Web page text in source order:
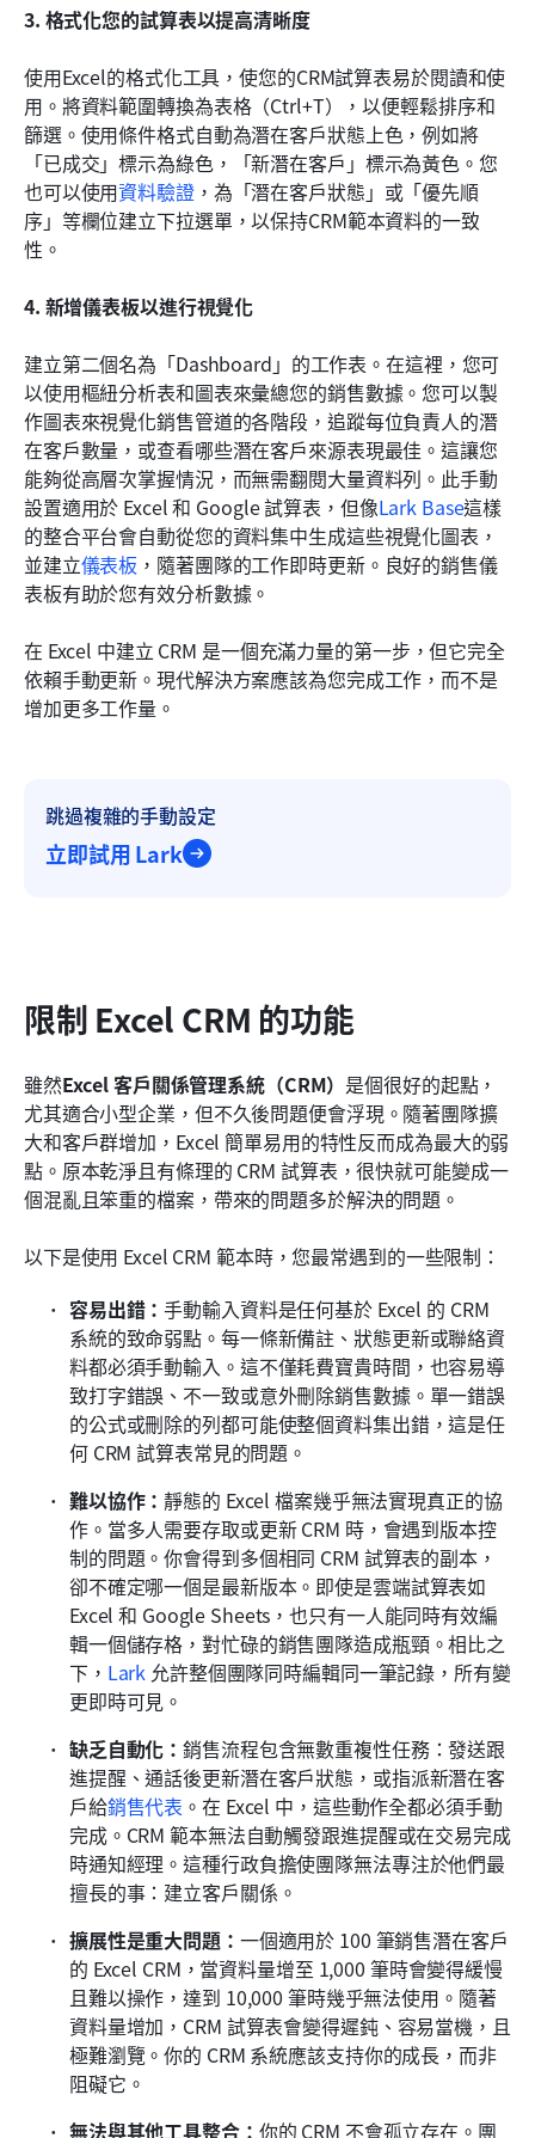
3. 格式化您的試算表以提高清晰度
使用Excel的格式化工具，使您的CRM試算表易於閱讀和使
用。將資料範圍轉換為表格（Ctrl+T），以便輕鬆排序和
篩選。使用條件格式自動為潛在客戶狀態上色，例如將
「已成交」標示為綠色，「新潛在客戶」標示為黃色。您
也可以使用資料驗證，為「潛在客戶狀態」或「優先順
序」等欄位建立下拉選單，以保持CRM範本資料的一致
性。
4. 新增儀表板以進行視覺化
建立第二個名為「Dashboard」的工作表。在這裡，您可
以使用樞紐分析表和圖表來彙總您的銷售數據。您可以製
作圖表來視覺化銷售管道的各階段，追蹤每位負責人的潛
在客戶數量，或查看哪些潛在客戶來源表現最佳。這讓您
能夠從高層次掌握情況，而無需翻閱大量資料列。此手動
設置適用於 Excel 和 Google 試算表，但像Lark Base這樣
的整合平台會自動從您的資料集中生成這些視覺化圖表，
並建立儀表板 ，隨著團隊的工作即時更新。良好的銷售儀
表板有助於您有效分析數據。
在 Excel 中建立 CRM 是一個充滿力量的第一步，但它完全
依賴手動更新。現代解決方案應該為您完成工作，而不是
增加更多工作量。
跳過複雜的手動設定
立即試用 Lark
限制 Excel CRM 的功能
雖然Excel 客戶關係管理系統（CRM） 是個很好的起點，
尤其適合小型企業，但不久後問題便會浮現。隨著團隊擴
大和客戶群增加，Excel 簡單易用的特性反而成為最大的弱
點。原本乾淨且有條理的 CRM 試算表，很快就可能變成一
個混亂且笨重的檔案，帶來的問題多於解決的問題。
以下是使用 Excel CRM 範本時，您最常遇到的一些限制：
容易出錯：手動輸入資料是任何基於 Excel 的 CRM
系統的致命弱點。每一條新備註、狀態更新或聯絡資
料都必須手動輸入。這不僅耗費寶貴時間，也容易導
致打字錯誤、不一致或意外刪除銷售數據。單一錯誤
的公式或刪除的列都可能使整個資料集出錯，這是任
何 CRM 試算表常見的問題。
難以協作：靜態的 Excel 檔案幾乎無法實現真正的協
作。當多人需要存取或更新 CRM 時，會遇到版本控
制的問題。你會得到多個相同 CRM 試算表的副本，
卻不確定哪一個是最新版本。即使是雲端試算表如
Excel 和 Google Sheets，也只有一人能同時有效編
輯一個儲存格，對忙碌的銷售團隊造成瓶頸。相比之
下， Lark 允許整個團隊同時編輯同一筆記錄，所有變
更即時可見。
缺乏自動化：銷售流程包含無數重複性任務：發送跟
進提醒、通話後更新潛在客戶狀態，或指派新潛在客
戶給銷售代表 。在 Excel 中，這些動作全都必須手動
完成。CRM 範本無法自動觸發跟進提醒或在交易完成
時通知經理。這種行政負擔使團隊無法專注於他們最
擅長的事：建立客戶關係。
擴展性是重大問題： 一個適用於 100 筆銷售潛在客戶
的 Excel CRM，當資料量增至 1,000 筆時會變得緩慢
且難以操作，達到 10,000 筆時幾乎無法使用。隨著
資料量增加，CRM 試算表會變得遲鈍、容易當機，且
極難瀏覽。你的 CRM 系統應該支持你的成長，而非
阻礙它。
無法與其他工具整合： 你的 CRM 不會孤立存在。團